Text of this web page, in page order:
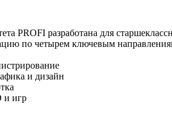
PROFI разработана для
по четырем ключевым
и дизайн
и игр